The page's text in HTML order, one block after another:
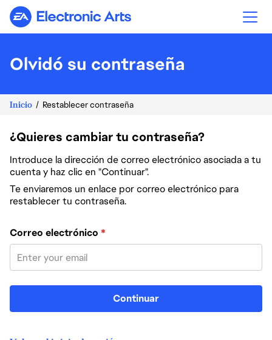
Electronic Arts
Olvidó su contraseña
Inicio Restablecer contraseña
¿Quieres cambiar tu contraseña?
Introduce la dirección de correo electrónico asociada a tu
cuenta y haz clic en "Continuar".
Te enviaremos un enlace por correo electrónico para
restablecer tu contraseña.
Restablece la contraseña con tu correo electrónico
Correo electrónico *
Continuar